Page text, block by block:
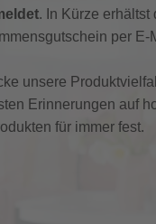
. In Kürze erhältst
per E-
unsere
Erinnerungen auf
für immer fest.